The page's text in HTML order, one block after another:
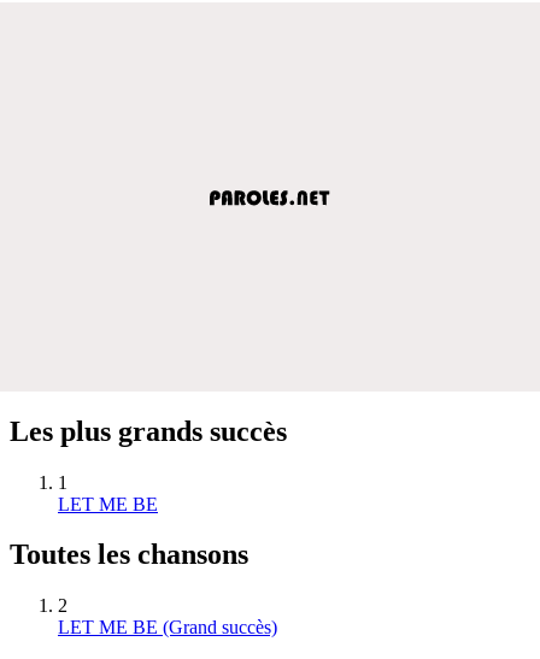
Les plus grands succès
1
LET ME BE
Toutes les chansons
2
LET ME BE (Grand succès)